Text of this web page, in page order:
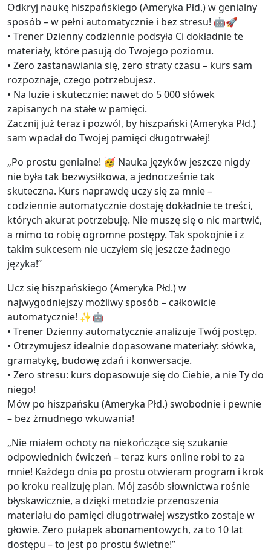
Odkryj naukę hiszpańskiego (Ameryka Płd.) w genialny
sposób – w pełni automatycznie i bez stresu! 🤖🚀
• Trener Dzienny codziennie podsyła Ci dokładnie te
materiały, które pasują do Twojego poziomu.
• Zero zastanawiania się, zero straty czasu – kurs sam
rozpoznaje, czego potrzebujesz.
• Na luzie i skutecznie: nawet do 5 000 słówek
zapisanych na stałe w pamięci.
Zacznij już teraz i pozwól, by hiszpański (Ameryka Płd.)
sam wpadał do Twojej pamięci długotrwałej!
„Po prostu genialne! 🥳 Nauka języków jeszcze nigdy
nie była tak bezwysiłkowa, a jednocześnie tak
skuteczna. Kurs naprawdę uczy się za mnie –
codziennie automatycznie dostaję dokładnie te treści,
których akurat potrzebuję. Nie muszę się o nic martwić,
a mimo to robię ogromne postępy. Tak spokojnie i z
takim sukcesem nie uczyłem się jeszcze żadnego
języka!”
Ucz się hiszpańskiego (Ameryka Płd.) w
najwygodniejszy możliwy sposób – całkowicie
automatycznie! ✨🤖
• Trener Dzienny automatycznie analizuje Twój postęp.
• Otrzymujesz idealnie dopasowane materiały: słówka,
gramatykę, budowę zdań i konwersacje.
• Zero stresu: kurs dopasowuje się do Ciebie, a nie Ty do
niego!
Mów po hiszpańsku (Ameryka Płd.) swobodnie i pewnie
– bez żmudnego wkuwania!
„Nie miałem ochoty na niekończące się szukanie
odpowiednich ćwiczeń – teraz kurs online robi to za
mnie! Każdego dnia po prostu otwieram program i krok
po kroku realizuję plan. Mój zasób słownictwa rośnie
błyskawicznie, a dzięki metodzie przenoszenia
materiału do pamięci długotrwałej wszystko zostaje w
głowie. Zero pułapek abonamentowych, za to 10 lat
dostępu – to jest po prostu świetne!”